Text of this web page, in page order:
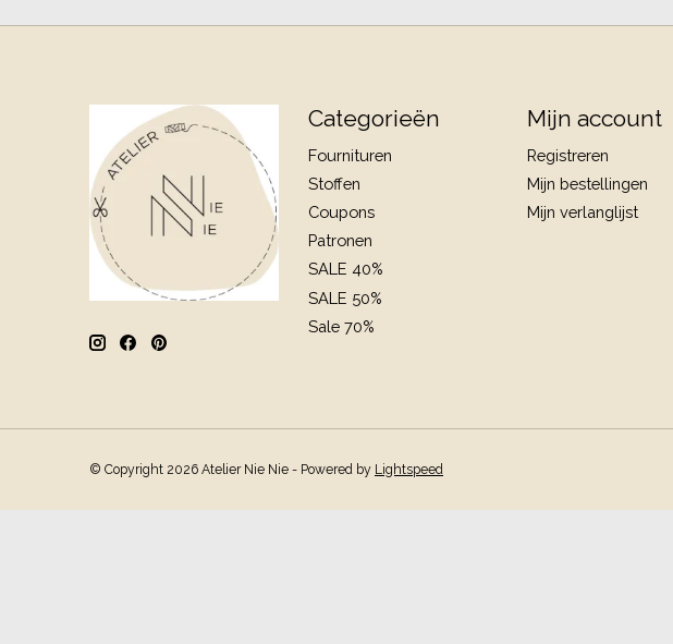
Categorieën
Fournituren
Stoffen
Coupons
Patronen
SALE 40%
SALE 50%
Sale 70%
Mijn account
Registreren
Mijn bestellingen
Mijn verlanglijst
© Copyright 2026 Atelier Nie Nie - Powered by Lightspeed